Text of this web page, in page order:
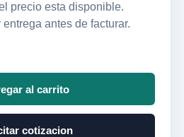
precio esta disponible.
antes de facturar.
al carrito
cotizacion